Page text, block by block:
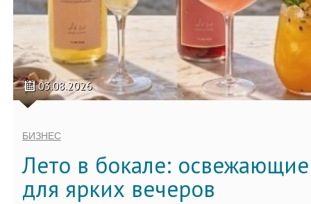
03.08.2026
БИЗНЕС
Лето в бокале:
для ярких вечеров